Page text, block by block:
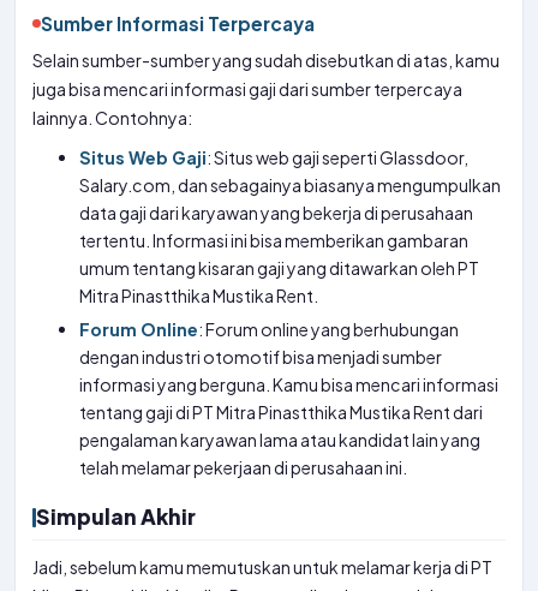
Sumber Informasi Terpercaya
Selain sumber-sumber yang sudah disebutkan di atas, kamu
juga bisa mencari informasi gaji dari sumber terpercaya
lainnya. Contohnya:
Situs Web Gaji: Situs web gaji seperti Glassdoor,
Salary.com, dan sebagainya biasanya mengumpulkan
data gaji dari karyawan yang bekerja di perusahaan
tertentu. Informasi ini bisa memberikan gambaran
umum tentang kisaran gaji yang ditawarkan oleh PT
Mitra Pinastthika Mustika Rent.
Forum Online: Forum online yang berhubungan
dengan industri otomotif bisa menjadi sumber
informasi yang berguna. Kamu bisa mencari informasi
tentang gaji di PT Mitra Pinastthika Mustika Rent dari
pengalaman karyawan lama atau kandidat lain yang
telah melamar pekerjaan di perusahaan ini.
Simpulan Akhir
Jadi, sebelum kamu memutuskan untuk melamar kerja di PT